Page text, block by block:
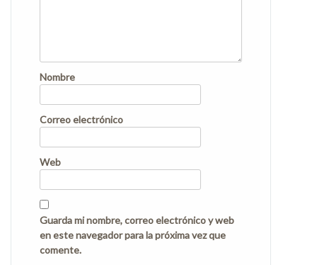
Nombre
Correo electrónico
Web
Guarda mi nombre, correo electrónico y web
en este navegador para la próxima vez que
comente.